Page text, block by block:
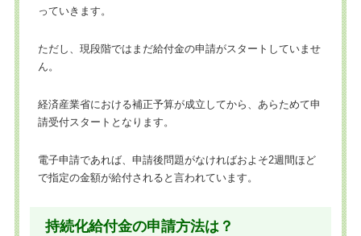
っていきます。
ただし、現段階ではまだ給付金の申請がスタートしていませ
ん。
経済産業省における補正予算が成立してから、あらためて申
請受付スタートとなります。
電子申請であれば、申請後問題がなければおよそ2週間ほど
で指定の金額が給付されると言われています。
持続化給付金の申請方法は？